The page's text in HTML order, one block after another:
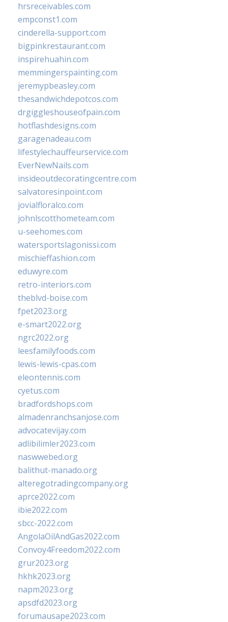
hrsreceivables.com
empconst1.com
cinderella-support.com
bigpinkrestaurant.com
inspirehuahin.com
memmingerspainting.com
jeremypbeasley.com
thesandwichdepotcos.com
drgiggleshouseofpain.com
hotflashdesigns.com
garagenadeau.com
lifestylechauffeurservice.com
EverNewNails.com
insideoutdecoratingcentre.com
salvatoresinpoint.com
jovialfloralco.com
johnlscotthometeam.com
u-seehomes.com
watersportslagonissi.com
mischieffashion.com
eduwyre.com
retro-interiors.com
theblvd-boise.com
fpet2023.org
e-smart2022.org
ngrc2022.org
leesfamilyfoods.com
lewis-lewis-cpas.com
eleontennis.com
cyetus.com
bradfordshops.com
almadenranchsanjose.com
advocatevijay.com
adlibilimler2023.com
naswwebed.org
balithut-manado.org
alteregotradingcompany.org
aprce2022.com
ibie2022.com
sbcc-2022.com
AngolaOilAndGas2022.com
Convoy4Freedom2022.com
grur2023.org
hkhk2023.org
napm2023.org
apsdfd2023.org
forumausape2023.com